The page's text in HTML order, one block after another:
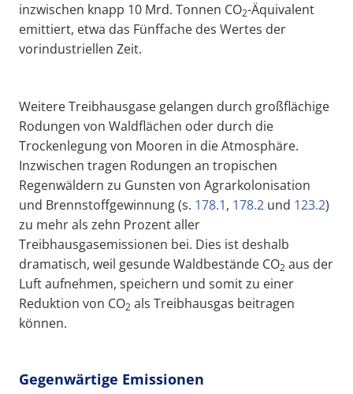
inzwischen knapp 10 Mrd. Tonnen CO2-Äquivalent
emittiert, etwa das Fünffache des Wertes der
vorindustriellen Zeit.
Weitere Treibhausgase gelangen durch großflächige
Rodungen von Waldflächen oder durch die
Trockenlegung von Mooren in die Atmosphäre.
Inzwischen tragen Rodungen an tropischen
Regenwäldern zu Gunsten von Agrarkolonisation
und Brennstoffgewinnung (s. 178.1, 178.2 und 123.2)
zu mehr als zehn Prozent aller
Treibhausgasemissionen bei. Dies ist deshalb
dramatisch, weil gesunde Waldbestände CO2 aus der
Luft aufnehmen, speichern und somit zu einer
Reduktion von CO2 als Treibhausgas beitragen
können.
Gegenwärtige Emissionen